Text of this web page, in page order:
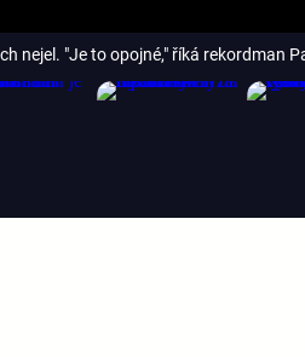
nejel. "Je to opojné," říká rekordman